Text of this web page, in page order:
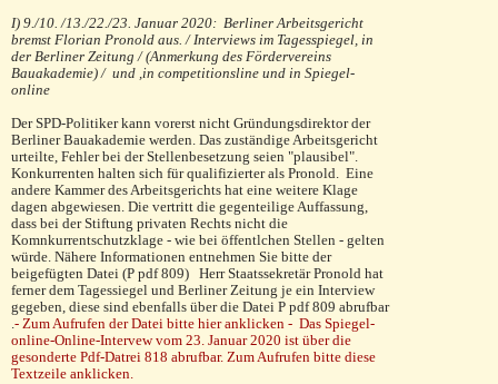
I) 9./10. /13./22./23. Januar 2020: Berliner Arbeitsgericht
bremst Florian Pronold aus. / Interviews im Tagesspiegel, in
der Berliner Zeitung / (Anmerkung des Fördervereins
Bauakademie) / und ,in competitionsline und in Spiegel-
online
Der SPD-Politiker kann vorerst nicht Gründungsdirektor der
Berliner Bauakademie werden. Das zuständige Arbeitsgericht
urteilte, Fehler bei der Stellenbesetzung seien "plausibel".
Konkurrenten halten sich für qualifizierter als Pronold. Eine
andere Kammer des Arbeitsgerichts hat eine weitere Klage
dagen abgewiesen. Die vertritt die gegenteilige Auffassung,
dass bei der Stiftung privaten Rechts nicht die
Komnkurrentschutzklage - wie bei öffentlchen Stellen - gelten
würde. Nähere Informationen entnehmen Sie bitte der
beigefügten Datei (P pdf 809) Herr Staatssekretär Pronold hat
ferner dem Tagessiegel und Berliner Zeitung je ein Interview
gegeben, diese sind ebenfalls über die Datei P pdf 809 abrufbar
.- Zum Aufrufen der Datei bitte hier anklicken - Das Spiegel-
online-Online-Intervew vom 23. Januar 2020 ist über die
gesonderte Pdf-Datrei 818 abrufbar. Zum Aufrufen bitte diese
Textzeile anklicken.